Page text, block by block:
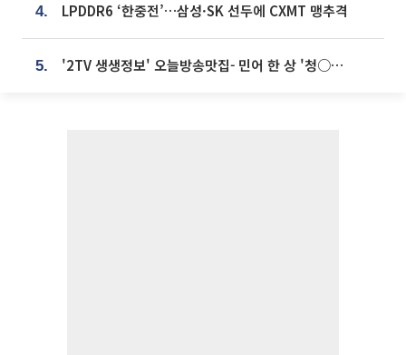
4. LPDDR6 ‘한중전’…삼성·SK 선두에 CXMT 맹추격
5. '2TV 생생정보' 오늘방송맛집- 민어 한 상 '청○○○' vs 전복 한 상 '명○'